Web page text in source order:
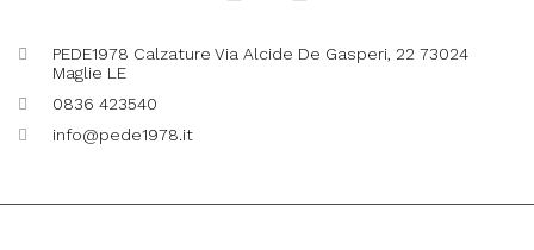
PEDE1978 Calzature Via Alcide De Gasperi, 22 73024
Maglie LE
0836 423540
info@pede1978.it